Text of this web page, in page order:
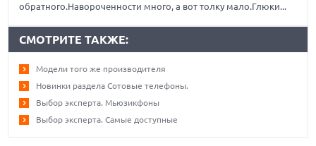
обратного.Навороченности много, а вот толку мало.Глюки...
СМОТРИТЕ ТАКЖЕ:
Модели того же производителя
Новинки раздела Сотовые телефоны.
Выбор эксперта. Мьюзикфоны
Выбор эксперта. Самые доступные